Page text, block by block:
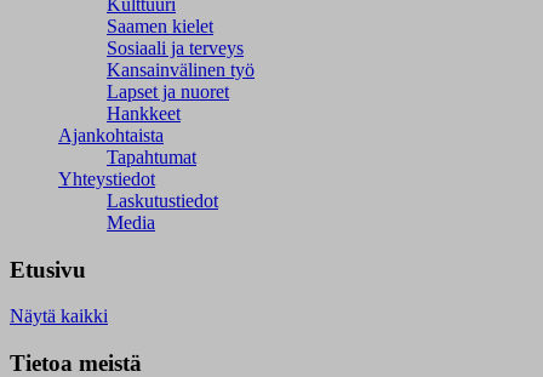
Kulttuuri
Saamen kielet
Sosiaali ja terveys
Kansainvälinen työ
Lapset ja nuoret
Hankkeet
Ajankohtaista
Tapahtumat
Yhteystiedot
Laskutustiedot
Media
Etusivu
Näytä kaikki
Tietoa meistä